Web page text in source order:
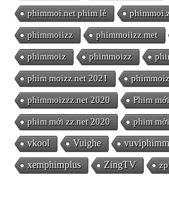
phimmoi.net phim lẻ
phimmoiizz phimmoiizz.met
phimmoiz phimmoizz
phim moizz.net 2021
phimmoizzz.net 2020 Phim mới
phim mới zz.net 2020 phim
vkool Vuighe
xemphimplus ZingTV